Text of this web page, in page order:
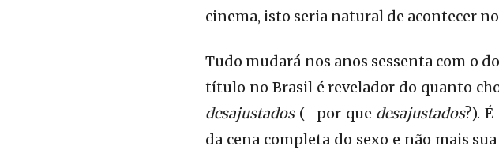
cinema, isto seria natural de acontecer
Tudo mudará nos anos sessenta com o
título no Brasil é revelador do quanto
desajustados(- por que desajustados?).
da cena completa do sexo e não mais